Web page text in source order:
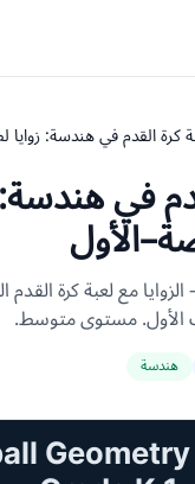
كرة القدم في هندسة: زوايا
في هندسة:
مع لعبة كرة
الأول. مستوى متوسط.
هندسة